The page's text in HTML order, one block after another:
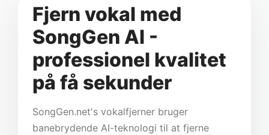
Fjern vokal med
SongGen AI -
professionel kvalitet
på få sekunder
SongGen.net's vokalfjerner bruger
banebrydende AI-teknologi til at fjerne